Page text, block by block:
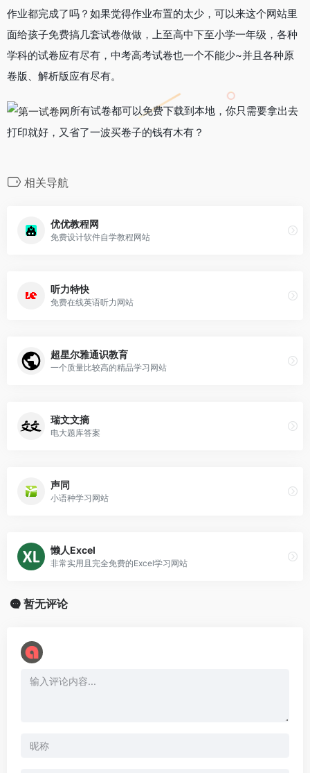
作业都完成了吗？如果觉得作业布置的太少，可以来这个网站里
面给孩子免费搞几套试卷做做，上至高中下至小学一年级，各种
学科的试卷应有尽有，中考高考试卷也一个不能少~并且各种原
卷版、解析版应有尽有。
所有试卷都可以免费下载到本地，你只需要拿出去
打印就好，又省了一波买卷子的钱有木有？
相关导航
优优教程网
免费设计软件自学教程网站
听力特快
免费在线英语听力网站
超星尔雅通识教育
一个质量比较高的精品学习网站
瑞文文摘
电大题库答案
声同
小语种学习网站
懒人Excel
非常实用且完全免费的Excel学习网站
暂无评论